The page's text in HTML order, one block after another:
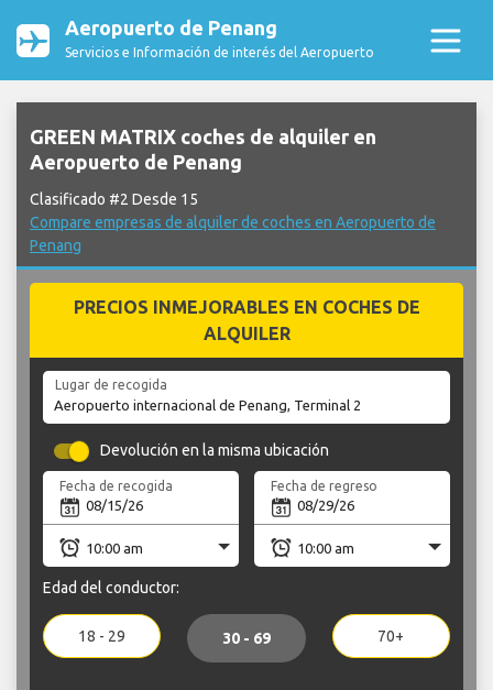
Aeropuerto de Penang
Servicios e Información de interés del Aeropuerto
GREEN MATRIX coches de alquiler en
Aeropuerto de Penang
Clasificado #2 Desde 15
Compare empresas de alquiler de coches en Aeropuerto de
Penang
PRECIOS INMEJORABLES EN COCHES DE
ALQUILER
Lugar de recogida
Devolución en la misma ubicación
Fecha de recogida Fecha de regreso
Edad del conductor:
18 - 29 30 - 69 70+